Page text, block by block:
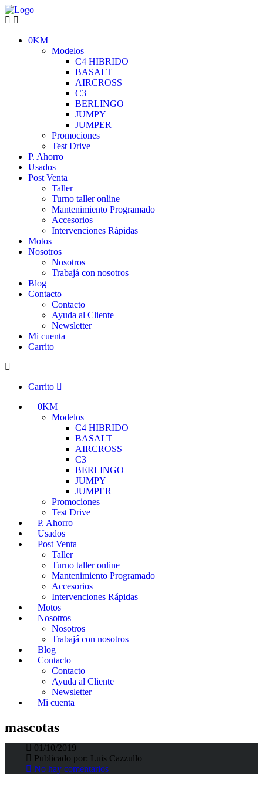
0KM
Modelos
C4 HIBRIDO
BASALT
AIRCROSS
C3
BERLINGO
JUMPY
JUMPER
Promociones
Test Drive
P. Ahorro
Usados
Post Venta
Taller
Turno taller online
Mantenimiento Programado
Accesorios
Intervenciones Rápidas
Motos
Nosotros
Nosotros
Trabajá con nosotros
Blog
Contacto
Contacto
Ayuda al Cliente
Newsletter
Mi cuenta
Carrito
Carrito
0KM
Modelos
C4 HIBRIDO
BASALT
AIRCROSS
C3
BERLINGO
JUMPY
JUMPER
Promociones
Test Drive
P. Ahorro
Usados
Post Venta
Taller
Turno taller online
Mantenimiento Programado
Accesorios
Intervenciones Rápidas
Motos
Nosotros
Nosotros
Trabajá con nosotros
Blog
Contacto
Contacto
Ayuda al Cliente
Newsletter
Mi cuenta
mascotas
Fortunato Fortino >
01/10/2019
Publicado por: Luis Cazzullo
No hay comentarios